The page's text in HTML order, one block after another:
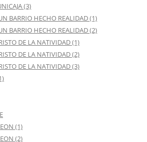
(3)
BARRIO HECHO REALIDAD (1)
BARRIO HECHO REALIDAD (2)
DE LA NATIVIDAD (1)
DE LA NATIVIDAD (2)
DE LA NATIVIDAD (3)
(1)
(2)